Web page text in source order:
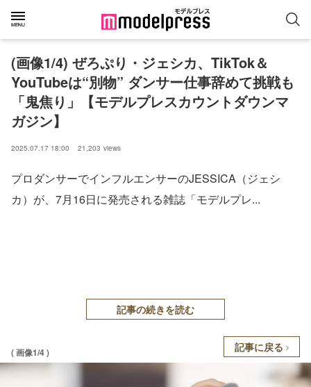
(画像1/4) ぜろぷり・ジェシカ、TikTok＆
YouTubeは“別物” ダンサー仕事辞めて挑戦も
「鬼焦り」【モデルプレスカウントダウンマ
ガジン】
2025.07.17 18:00 21,203 views
プロダンサーでインフルエンサーのJESSICA（ジェシ
カ）が、7月16日に発売される雑誌「モデルプレ...
記事の続きを読む
( 画像1/4 ) 記事に戻る